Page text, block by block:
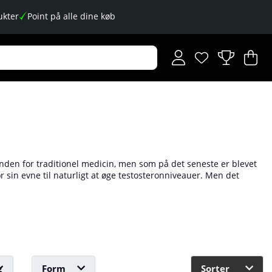
Point på alle dine køb
Ønskeliste
Antal på
.
.
for traditionel medicin, men som på det seneste er blevet
evne til naturligt at øge testosteronniveauer. Men det
med tribulus!
Form
Sorter